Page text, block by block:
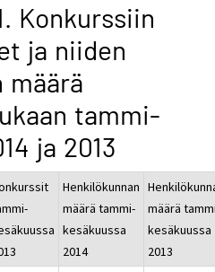
Konkurssiin
ja niiden
määrä
tammi-
ja 2013
Henkilökunnan
määrä tammi-
kesäkuussa
2014
määrä
kesäkuussa
2013